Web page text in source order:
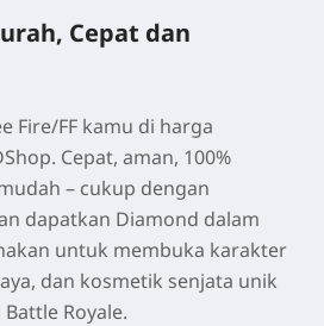
Cepat dan
Fire/FF kamu di harga
Cepat, aman, 100%
– cukup dengan
dapatkan Diamond dalam
untuk membuka karakter
dan kosmetik senjata unik
Royale.